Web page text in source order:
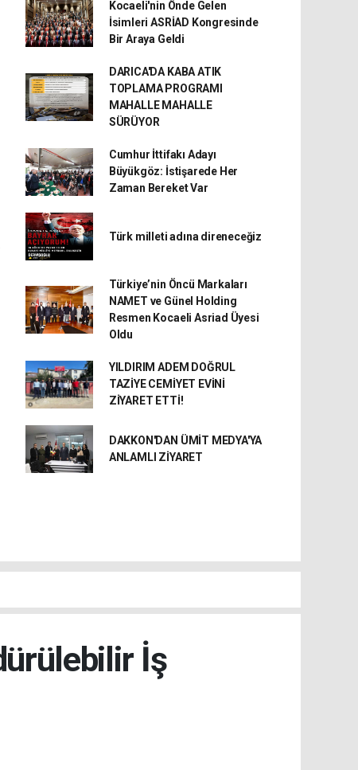
Kocaeli'nin Önde Gelen
İsimleri ASRİAD Kongresinde
Bir Araya Geldi
DARICA'DA KABA ATIK
TOPLAMA PROGRAMI
MAHALLE MAHALLE
SÜRÜYOR
Cumhur İttifakı Adayı
Büyükgöz: İstişarede Her
Zaman Bereket Var
Türk milleti adına direneceğiz
Türkiye’nin Öncü Markaları
NAMET ve Günel Holding
Resmen Kocaeli Asriad Üyesi
Oldu
YILDIRIM ADEM DOĞRUL
TAZİYE CEMİYET EVİNİ
ZİYARET ETTİ!
DAKKON'DAN ÜMİT MEDYA'YA
ANLAMLI ZİYARET
İş